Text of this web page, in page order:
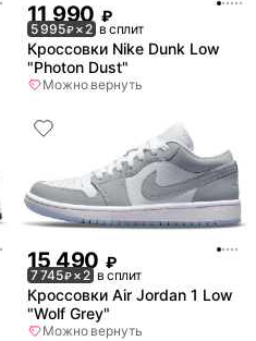
11 990 ₽
5 995₽× 2 в сплит
Кроссовки Nike Dunk Low
"Photon Dust"
Можно вернуть
15 490 ₽
7 745₽× 2 в сплит
Кроссовки Air Jordan 1 Low
"Wolf Grey"
Можно вернуть